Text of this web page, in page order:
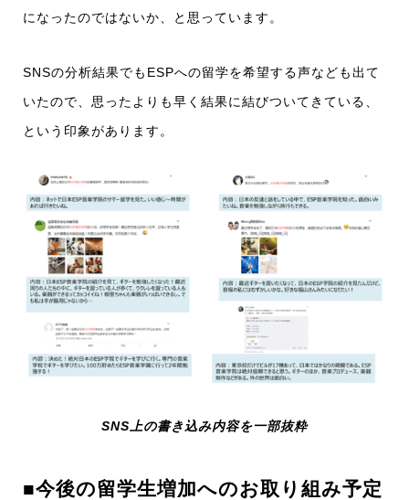
になったのではないか、と思っています。
SNSの分析結果でもESPへの留学を希望する声なども出て
いたので、思ったよりも早く結果に結びついてきている、
という印象があります。
SNS上の書き込み内容を一部抜粋
■今後の留学生増加へのお取り組み予定